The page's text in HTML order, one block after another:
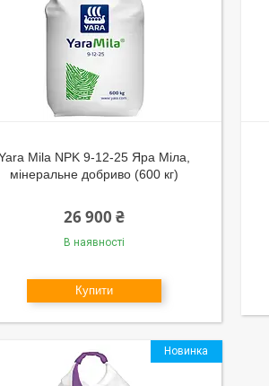
Mila NPK 9-12-25 Яра Міла,
мінеральне добриво (600 кг)
26 900 ₴
В наявності
Купити
Новинка